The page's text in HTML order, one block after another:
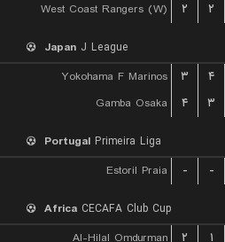
West Coast Rangers (W)
۲ ۲
Japan J League
Yokohama F Marinos
۳ ۴
Gamba Osaka
۴ ۳
Portugal Primeira Liga
Estoril Praia
- -
Africa CECAFA Club Cup
Al-Hilal Omdurman
۲ ۱